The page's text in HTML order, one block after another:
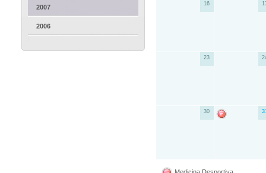
2007
2006
16
23
30